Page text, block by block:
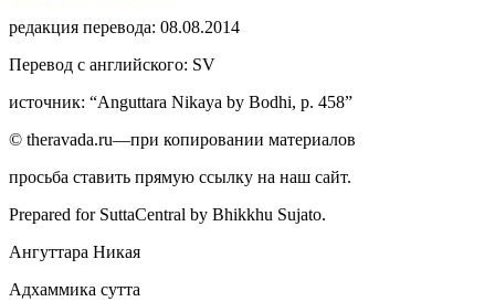
редакция перевода: 08.08.2014
Перевод с английского: SV
источник: “Anguttara Nikaya by Bodhi, p. 458”
© theravada.ru—при копировании материалов
просьба ставить прямую ссылку на наш сайт.
Prepared for SuttaCentral by Bhikkhu Sujato.
Ангуттара Никая
Адхаммика сутта